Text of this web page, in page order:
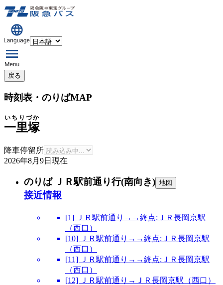
戻る
時刻表・のりばMAP
一里塚
いちりづか
降車停留所
2026年8月9日 現在
のりば ＪＲ駅前通り行(南向き) 地図
接近情報
[1] ＪＲ駅前通り→→終点:ＪＲ長岡京駅
（西口）
[10] ＪＲ駅前通り→→終点:ＪＲ長岡京駅
（西口）
[11] ＪＲ駅前通り→→終点:ＪＲ長岡京駅
（西口）
[12] ＪＲ駅前通り→ＪＲ長岡京駅（西口）